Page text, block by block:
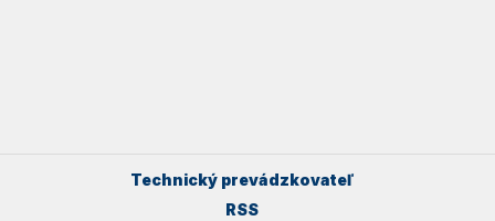
Technický prevádzkovateľ
RSS